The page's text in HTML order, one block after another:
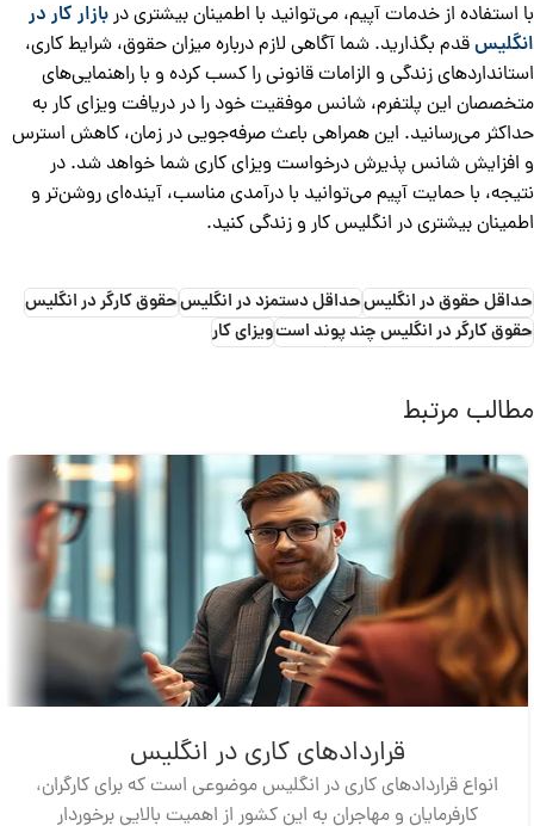
با استفاده از خدمات آپیم، می‌توانید با اطمینان بیشتری دربازار کار در
انگلیسقدم بگذارید. شما آگاهی لازم درباره میزان حقوق، شرایط کاری،
استانداردهای زندگی و الزامات قانونی را کسب کرده و با راهنمایی‌های
متخصصان این پلتفرم، شانس موفقیت خود را در دریافت ویزای کار به
حداکثر می‌رسانید. این همراهی باعث صرفه‌جویی در زمان، کاهش استرس
و افزایش شانس پذیرش درخواست ویزای کاری شما خواهد شد. در
نتیجه، با حمایت آپیم می‌توانید با درآمدی مناسب، آینده‌ای روشن‌تر و
اطمینان بیشتری در انگلیس کار و زندگی کنید.
حداقل حقوق در انگلیسحداقل دستمزد در انگلیسحقوق کارگر در انگلیس
حقوق کارگر در انگلیس چند پوند استویزای کار
مطالب مرتبط
قراردادهای کاری در انگلیس
انواع قراردادهای کاری در انگلیس موضوعی است که برای کارگران،
کارفرمایان و مهاجران به این کشور از اهمیت بالایی برخوردار